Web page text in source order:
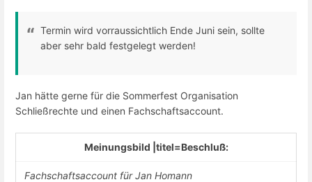
Termin wird vorraussichtlich Ende Juni sein, sollte
aber sehr bald festgelegt werden!
Jan hätte gerne für die Sommerfest Organisation
Schließrechte und einen Fachschaftsaccount.
Meinungsbild |titel=Beschluß:
Fachschaftsaccount für Jan Homann